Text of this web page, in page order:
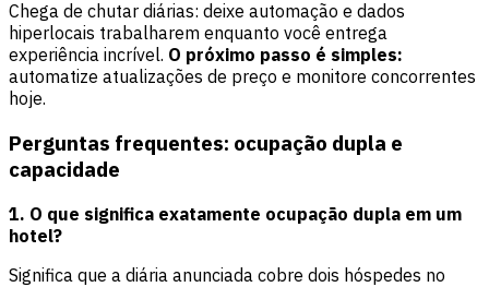
Chega de chutar diárias: deixe automação e dados
hiperlocais trabalharem enquanto você entrega
experiência incrível. O próximo passo é simples:
automatize atualizações de preço e monitore concorrentes
hoje.
Perguntas frequentes: ocupação dupla e
capacidade
1. O que significa exatamente ocupação dupla em um
hotel?
Significa que a diária anunciada cobre dois hóspedes no